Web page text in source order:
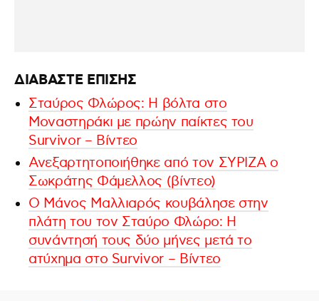
ΔΙΑΒΑΣΤΕ ΕΠΙΣΗΣ
Σταύρος Φλώρος: Η βόλτα στο
Μοναστηράκι με πρώην παίκτες του
Survivor – Βίντεο
Ανεξαρτητοποιήθηκε από τον ΣΥΡΙΖΑ ο
Σωκράτης Φάμελλος (βίντεο)
Ο Μάνος Μαλλιαρός κουβάλησε στην
πλάτη του τον Σταύρο Φλώρο: Η
συνάντησή τους δύο μήνες μετά το
ατύχημα στο Survivor – Βίντεο